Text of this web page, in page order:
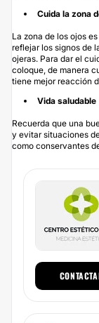
Cuida la zona
La zona de los ojos
reflejar los signos de
ojeras. Para dar el
coloque, de manera
tiene mejor reacción
Vida saludable
Recuerda que una
y evitar situaciones
como conservantes